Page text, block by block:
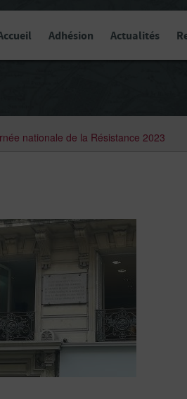
Adhésion Actualités
nationale de la Résistance 2023